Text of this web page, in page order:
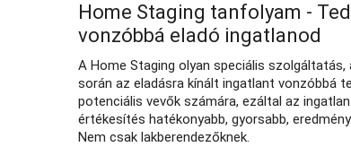
Home Staging tanfolyam -
vonzóbbá eladó ingatlanod
A Home Staging olyan speciális szolgáltatás,
során az eladásra kínált ingatlant vonzóbbá
potenciális vevők számára, ezáltal az
értékesítés hatékonyabb, gyorsabb,
Nem csak lakberendezőknek.